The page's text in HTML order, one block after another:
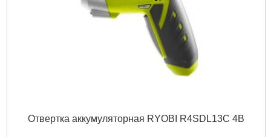
Отвертка аккумуляторная RYOBI R4SDL13C 4В